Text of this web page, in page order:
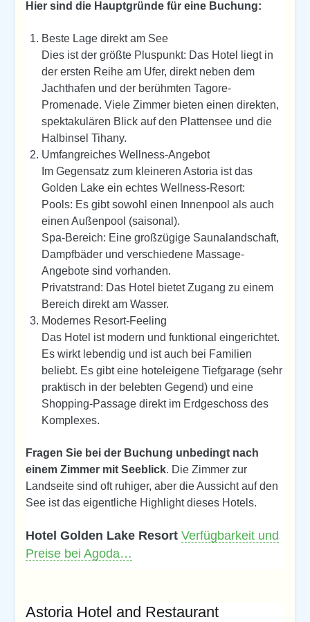
Hier sind die Hauptgründe für eine Buchung:
Beste Lage direkt am See
Dies ist der größte Pluspunkt: Das Hotel liegt in
der ersten Reihe am Ufer, direkt neben dem
Jachthafen und der berühmten Tagore-
Promenade. Viele Zimmer bieten einen direkten,
spektakulären Blick auf den Plattensee und die
Halbinsel Tihany.
Umfangreiches Wellness-Angebot
Im Gegensatz zum kleineren Astoria ist das
Golden Lake ein echtes Wellness-Resort:
Pools: Es gibt sowohl einen Innenpool als auch
einen Außenpool (saisonal).
Spa-Bereich: Eine großzügige Saunalandschaft,
Dampfbäder und verschiedene Massage-
Angebote sind vorhanden.
Privatstrand: Das Hotel bietet Zugang zu einem
Bereich direkt am Wasser.
Modernes Resort-Feeling
Das Hotel ist modern und funktional eingerichtet.
Es wirkt lebendig und ist auch bei Familien
beliebt. Es gibt eine hoteleigene Tiefgarage (sehr
praktisch in der belebten Gegend) und eine
Shopping-Passage direkt im Erdgeschoss des
Komplexes.
Fragen Sie bei der Buchung unbedingt nach
einem Zimmer mit Seeblick. Die Zimmer zur
Landseite sind oft ruhiger, aber die Aussicht auf den
See ist das eigentliche Highlight dieses Hotels.
Hotel Golden Lake ResortVerfügbarkeit und
Preise bei Agoda…
Astoria Hotel and Restaurant